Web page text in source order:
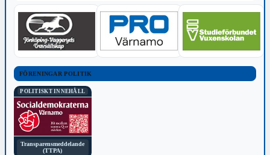
FÖRENINGAR POLITIK
POLITISKT INNEHÅLL
Transparensmeddelande
(TTPA)